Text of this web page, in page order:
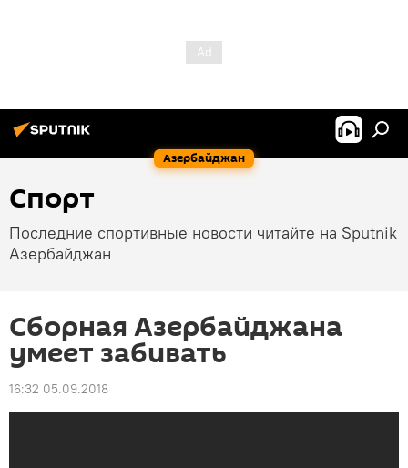
Азербайджан
Спорт
Последние спортивные новости читайте на Sputnik
Азербайджан
Сборная Азербайджана
умеет забивать
16:32 05.09.2018